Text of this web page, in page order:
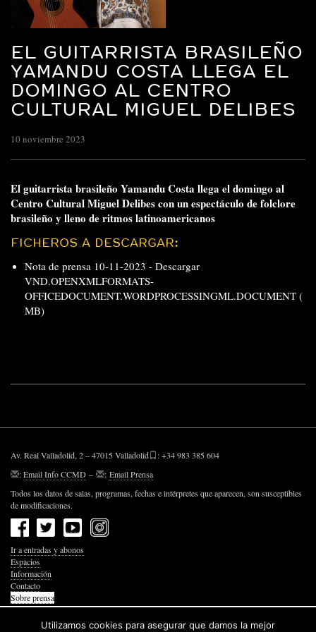
EL GUITARRISTA BRASILEÑO
YAMANDU COSTA LLEGA EL
DOMINGO AL CENTRO
CULTURAL MIGUEL DELIBES
10 noviembre 2023
El guitarrista brasileño Yamandu Costa llega el domingo al
Centro Cultural Miguel Delibes con un espectáculo de folclore
brasileño y lleno de ritmos latinoamericanos
FICHEROS A DESCARGAR:
Nota de prensa 10-11-2023 - Descargar
VND.OPENXMLFORMATS-
OFFICEDOCUMENT.WORDPROCESSINGML.DOCUMENT (
MB)
Av. Real Valladolid, 2 – 47015 Valladolid
: +34 983 385 604
:Email Info CCMD – : Email Prensa
Todos los datos de salas, programas, fechas e intérpretes que aparecen, son susceptibles
de modificaciones.
Ir a entradas y abonos
Espacios
Información
Contacto
Sobre prensa
Política de Privacidad
Política de Cookies
Utilizamos cookies para asegurar que damos la mejor